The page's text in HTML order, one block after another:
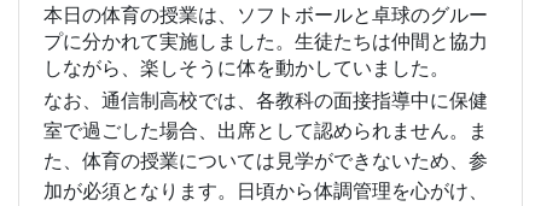
本日の体育の授業は、ソフトボールと卓球のグルー
プに分かれて実施しました。生徒たちは仲間と協力
しながら、楽しそうに体を動かしていました。
なお、通信制高校では、各教科の面接指導中に保健
室で過ごした場合、出席として認められません。ま
た、体育の授業については見学ができないため、参
加が必須となります。日頃から体調管理を心がけ、